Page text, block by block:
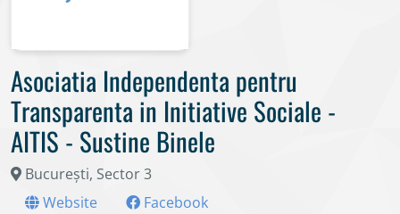
Asociatia Independenta pentru
Transparenta in Initiative Sociale -
AITIS - Sustine Binele
București, Sector 3
Website
Facebook